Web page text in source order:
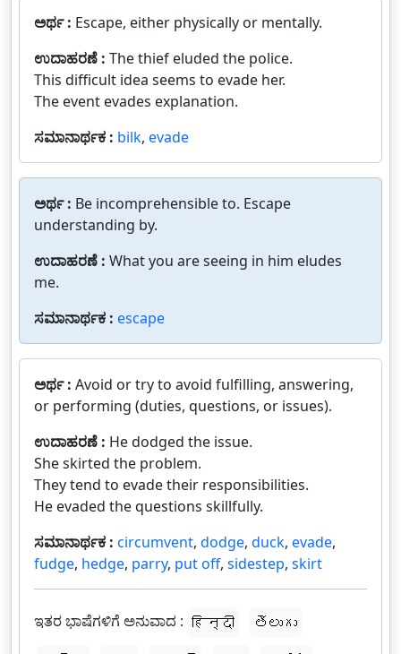
ಅರ್ಥ : Escape, either physically or mentally.
ಉದಾಹರಣೆ : The thief eluded the police.
This difficult idea seems to evade her.
The event evades explanation.
ಸಮಾನಾರ್ಥಕ : bilk, evade
ಅರ್ಥ : Be incomprehensible to. Escape
understanding by.
ಉದಾಹರಣೆ : What you are seeing in him eludes
me.
ಸಮಾನಾರ್ಥಕ : escape
ಅರ್ಥ : Avoid or try to avoid fulfilling, answering,
or performing (duties, questions, or issues).
ಉದಾಹರಣೆ : He dodged the issue.
She skirted the problem.
They tend to evade their responsibilities.
He evaded the questions skillfully.
ಸಮಾನಾರ್ಥಕ : circumvent, dodge, duck, evade,
fudge, hedge, parry, put off, sidestep, skirt
ಇತರ ಭಾಷೆಗಳಿಗೆ ಅನುವಾದ : हिन्दी
తెలుగు